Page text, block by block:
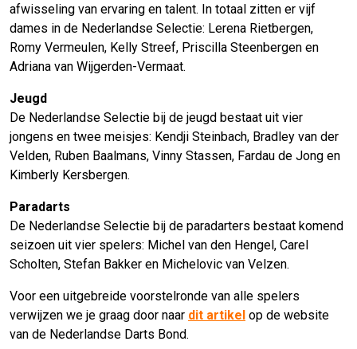
afwisseling van ervaring en talent. In totaal zitten er vijf
dames in de Nederlandse Selectie: Lerena Rietbergen,
Romy Vermeulen, Kelly Streef, Priscilla Steenbergen en
Adriana van Wijgerden-Vermaat.
Jeugd
De Nederlandse Selectie bij de jeugd bestaat uit vier
jongens en twee meisjes: Kendji Steinbach, Bradley van der
Velden, Ruben Baalmans, Vinny Stassen, Fardau de Jong en
Kimberly Kersbergen.
Paradarts
De Nederlandse Selectie bij de paradarters bestaat komend
seizoen uit vier spelers: Michel van den Hengel, Carel
Scholten, Stefan Bakker en Michelovic van Velzen.
Voor een uitgebreide voorstelronde van alle spelers
verwijzen we je graag door naar dit artikel op de website
van de Nederlandse Darts Bond.